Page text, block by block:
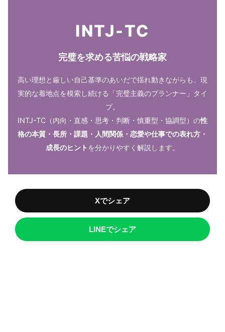
INTJ-TC
完璧を求める苦悩の戦略家
高い理想と厳しい自己基準のあいだで揺れ動きながらも、現
実的な着地点を模索し続ける「完璧主義のプランナー」タイ
プ。
INTJ-TC（内向・直感・思考・判断・慎重型・協調型）の性
格の本質・長所・課題・人間関係・恋愛や仕事での表れ方・
成長のヒント を分かりやすく解説します。
Xでシェア
LINEでシェア